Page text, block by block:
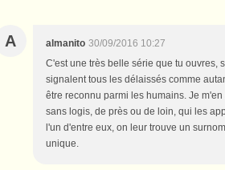
A almanito 30/09/2016 10:27
C'est une très belle série que tu ouvres,
signalent tous les délaissés comme
être reconnu parmi les humains. Je
sans logis, de près ou de loin, qui les
l'un d'entre eux, on leur trouve un
unique.